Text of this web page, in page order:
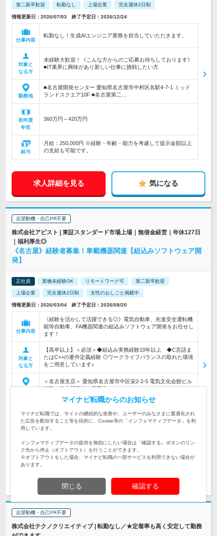
第二新卒歓迎 転勤なし 上場企業 完全週休2日制
情報更新日：2026/07/03 終了予定日：2026/12/24
仕事内容
転勤なし！生成AIエンジニア業務を担当していただきます。
対象と
なる方
未経験大歓迎！《こんな方からのご応募お待ちしております》
■IT業界に興味があり新しい仕事に挑戦したい方
勤務地
■名古屋開発センター 愛知県名古屋市中村区名駅4-7-1 ミッド
ランドスクエア10F ■名古屋第二…
初年度
年収
360万円～420万円
給与
月給：250,000円 ※経験・年齢・能力を考慮して提示金額以上
の支給も可能です。
求人詳細を見る 気になる
志望動機・自己PR不要
株式会社アビスト | 東証スタンダード市場上場｜無借金経営｜年休127日
｜福利厚生◎
《名古屋》経験者募集！車載機器関連【組込みソフトウェア開
発】
正社員 業種未経験OK リモートワーク可 第二新卒歓迎
上場企業 完全週休2日制 女性のおしごと掲載中
情報更新日：2026/03/04 終了予定日：2026/08/20
仕事内容
《経験を活かして活躍できる◎》電気自動車、先進安全運転機
能等自動車、FA機器関連の組込みソフトウェア開発をお任せし
ます！
対象と
なる方
【高卒以上】＜必須＞◆組込み実務経験10年以上 ◆C言語ま
たはC++の要件定義経験 ◎ワークライフバランスの取れた環境
をご用意しています♪
＜名古屋支店＞ 愛知県名古屋市中区栄2-2-5 電気文化会館ビル
10F ＜名古屋市内の顧客先＞…
初年度
年収
600万円～700万円
給与
定いたします ※試用期間3カ月（待遇変更なし）
求人詳細を見る 気になる
志望動機・自己PR不要
株式会社テクノクリエイティブ | 転勤なし／★定着率も高く安定して勤務
マイナビ転職からのお知らせ
マイナビ転職では、サイトの継続的な改善や、ユーザーのみなさまに最適化され
た広告を配信すること等を目的に、Cookie等の「インフォマティブデータ」を利
用しています。
インフォマティブデータの提供を無効にしたい場合は「確認する」ボタンのリン
ク先から停止（オプトアウト）を行うことができます。
※オプトアウトをした場合、マイナビ転職の一部サービスを利用できない場合が
あります。
閉じる 確認する